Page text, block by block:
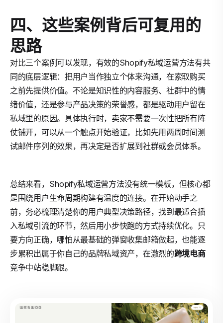
四、这些案例背后可复用的
思路
对比三个案例可以发现，有效的Shopify私域运营方法有共
同的底层逻辑：把用户当作独立个体来沟通，在索取购买
之前先提供价值。不论是知识性的内容服务、社群中的情
绪价值，还是参与产品决策的荣誉感，都是驱动用户留在
私域里的原因。具体执行时，卖家不需要一次性把所有阵
仗铺开，可以从一个触点开始验证，比如先用两周时间测
试邮件序列的效果，再决定是否扩展到社群或会员体系。
总结来看，Shopify私域运营方法没有统一模板，但核心都
是围绕用户生命周期构建有温度的连接。在开始动手之
前，务必梳理清楚你的用户典型决策路径，找到最适合插
入私域引流的环节，然后用小步快跑的方式持续优化。只
要方向正确，哪怕从最基础的弹窗收集邮箱做起，也能逐
步累积出属于你自己的品牌私域资产，在激烈的跨境电商
竞争中站稳脚跟。